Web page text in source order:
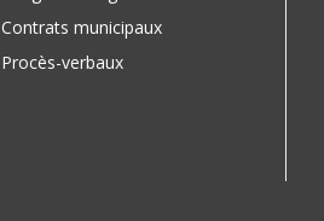
Contrats municipaux
Procès-verbaux